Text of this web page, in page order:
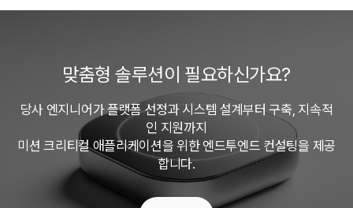
맞춤형 솔루션이 필요하신가요?
당사 엔지니어가 플랫폼 선정과 시스템 설계부터 구축, 지속적
인 지원까지
미션 크리티컬 애플리케이션을 위한 엔드투엔드 컨설팅을 제공
합니다.